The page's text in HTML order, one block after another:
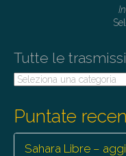
n
Tutte le
Tutte
Puntate
Sahara Libre –